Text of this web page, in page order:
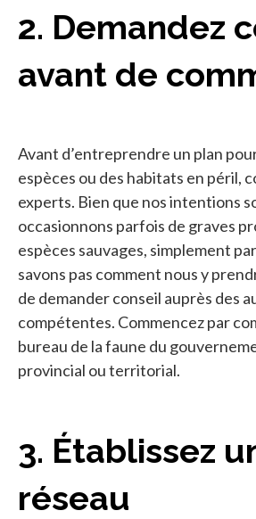
2. Demandez
avant de
Avant d’entreprendre un plan
espèces ou des habitats en péril,
experts. Bien que nos intentions
occasionnons parfois de graves
espèces sauvages, simplement
savons pas comment nous y
de demander conseil auprès des
compétentes. Commencez par
bureau de la faune du
provincial ou territorial.
3. Établissez
réseau